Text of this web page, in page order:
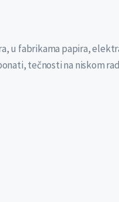
fabrikama papira,
tečnosti na niskom